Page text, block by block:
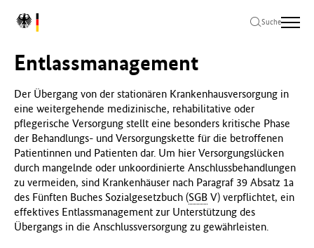
Hauptinhalt
springen
Hauptnavigation
springen
Seitenende
springen
L
o
u
n
d
e
s
m
i
n
i
s
Suche
Entlassmanagement
Der Übergang von der stationären Krankenhausversorgung in
eine weitergehende medizinische, rehabilitative oder
pflegerische Versorgung stellt eine besonders kritische Phase
der Behandlungs- und Versorgungskette für die betroffenen
Patientinnen und Patienten dar. Um hier Versorgungslücken
durch mangelnde oder unkoordinierte Anschlussbehandlungen
zu vermeiden, sind Krankenhäuser nach Paragraf 39 Absatz 1a
des Fünften Buches Sozialgesetzbuch (SGB V) verpflichtet, ein
effektives Entlassmanagement zur Unterstützung des
Übergangs in die Anschlussversorgung zu gewährleisten.